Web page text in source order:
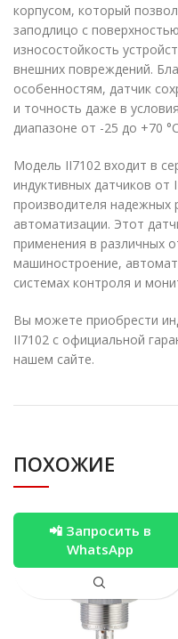
корпусом, который
заподлицо с
износостойкость
внешних повреждений.
особенностям, датчик
и точность даже в
диапазоне от -25 до +70
Модель II7102 входит в
индуктивных датчиков от
производителя
автоматизации. Этот
применения в различных
машиностроение,
системах контроля и
Вы можете приобрести
II7102 с официальной
нашем сайте.
ПОХОЖИЕ
📲 Запросить в
WhatsApp